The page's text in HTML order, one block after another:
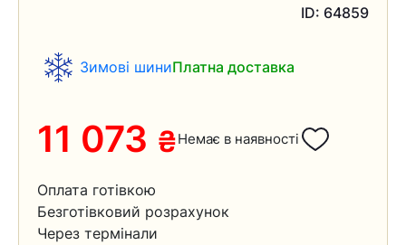
ID: 64859
Зимові шиниПлатна доставка
11 073 ₴Немає в наявності
Оплата готівкою
Безготівковий розрахунок
Через термінали